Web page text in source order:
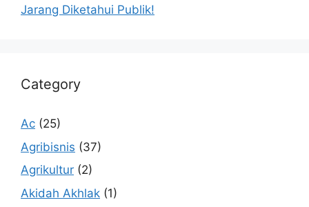
Jarang Diketahui Publik!
Category
Ac (25)
Agribisnis (37)
Agrikultur (2)
Akidah Akhlak (1)